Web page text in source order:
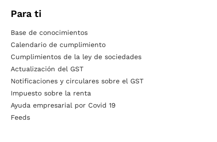
Para ti
Base de conocimientos
Calendario de cumplimiento
Cumplimientos de la ley de sociedades
Actualización del GST
Notificaciones y circulares sobre el GST
Impuesto sobre la renta
Ayuda empresarial por Covid 19
Feeds